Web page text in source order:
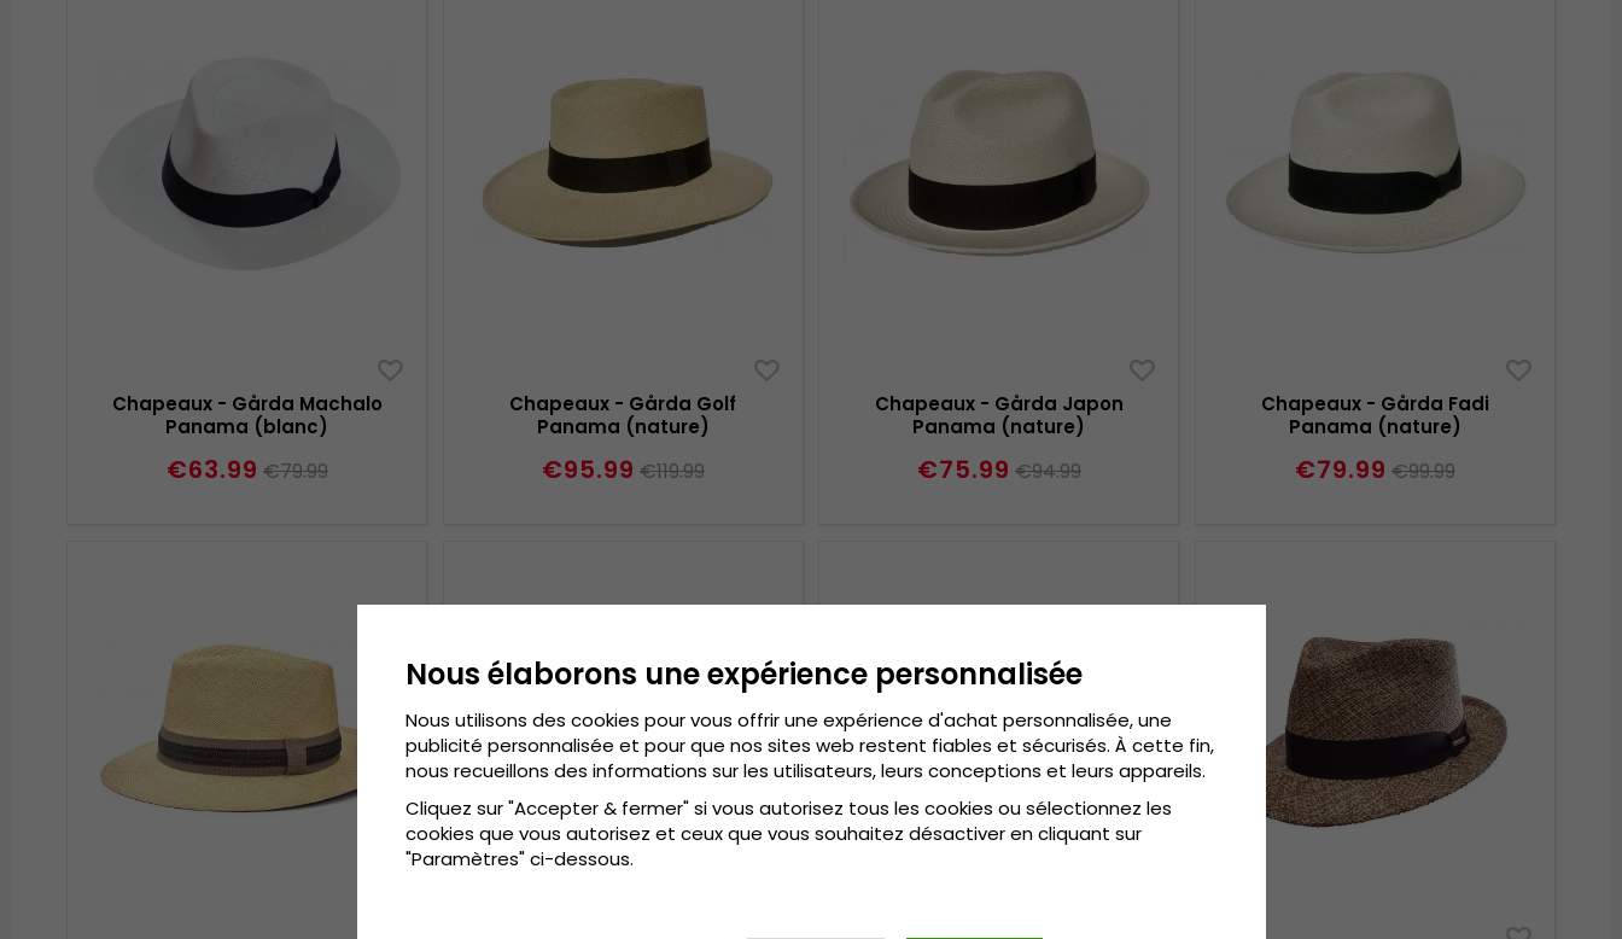
Chapeaux - Gårda Machalo
Panama (blanc)
€63.99 €79.99
Chapeaux - Gårda Golf
Panama (nature)
€95.99 €119.99
Chapeaux - Gårda Japon
Panama (nature)
€75.99 €94.99
Chapeaux - Gårda Fadi
Panama (nature)
€79.99 €99.99
Nous élaborons une expérience personnalisée
Nous utilisons des cookies pour vous offrir une expérience d'achat personnalisée, une
publicité personnalisée et pour que nos sites web restent fiables et sécurisés. À cette fin,
nous recueillons des informations sur les utilisateurs, leurs conceptions et leurs appareils.
Cliquez sur "Accepter & fermer" si vous autorisez tous les cookies ou sélectionnez les
cookies que vous autorisez et ceux que vous souhaitez désactiver en cliquant sur
"Paramètres" ci-dessous.